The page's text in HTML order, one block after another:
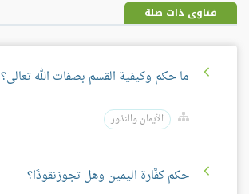
فتاوى ذات صلة
ما حكم وكيفية القسم بصفات الله تعالى؟
الأيمان والنذور
حكم كفَّارة اليمين وهل تجوزنقودًا؟